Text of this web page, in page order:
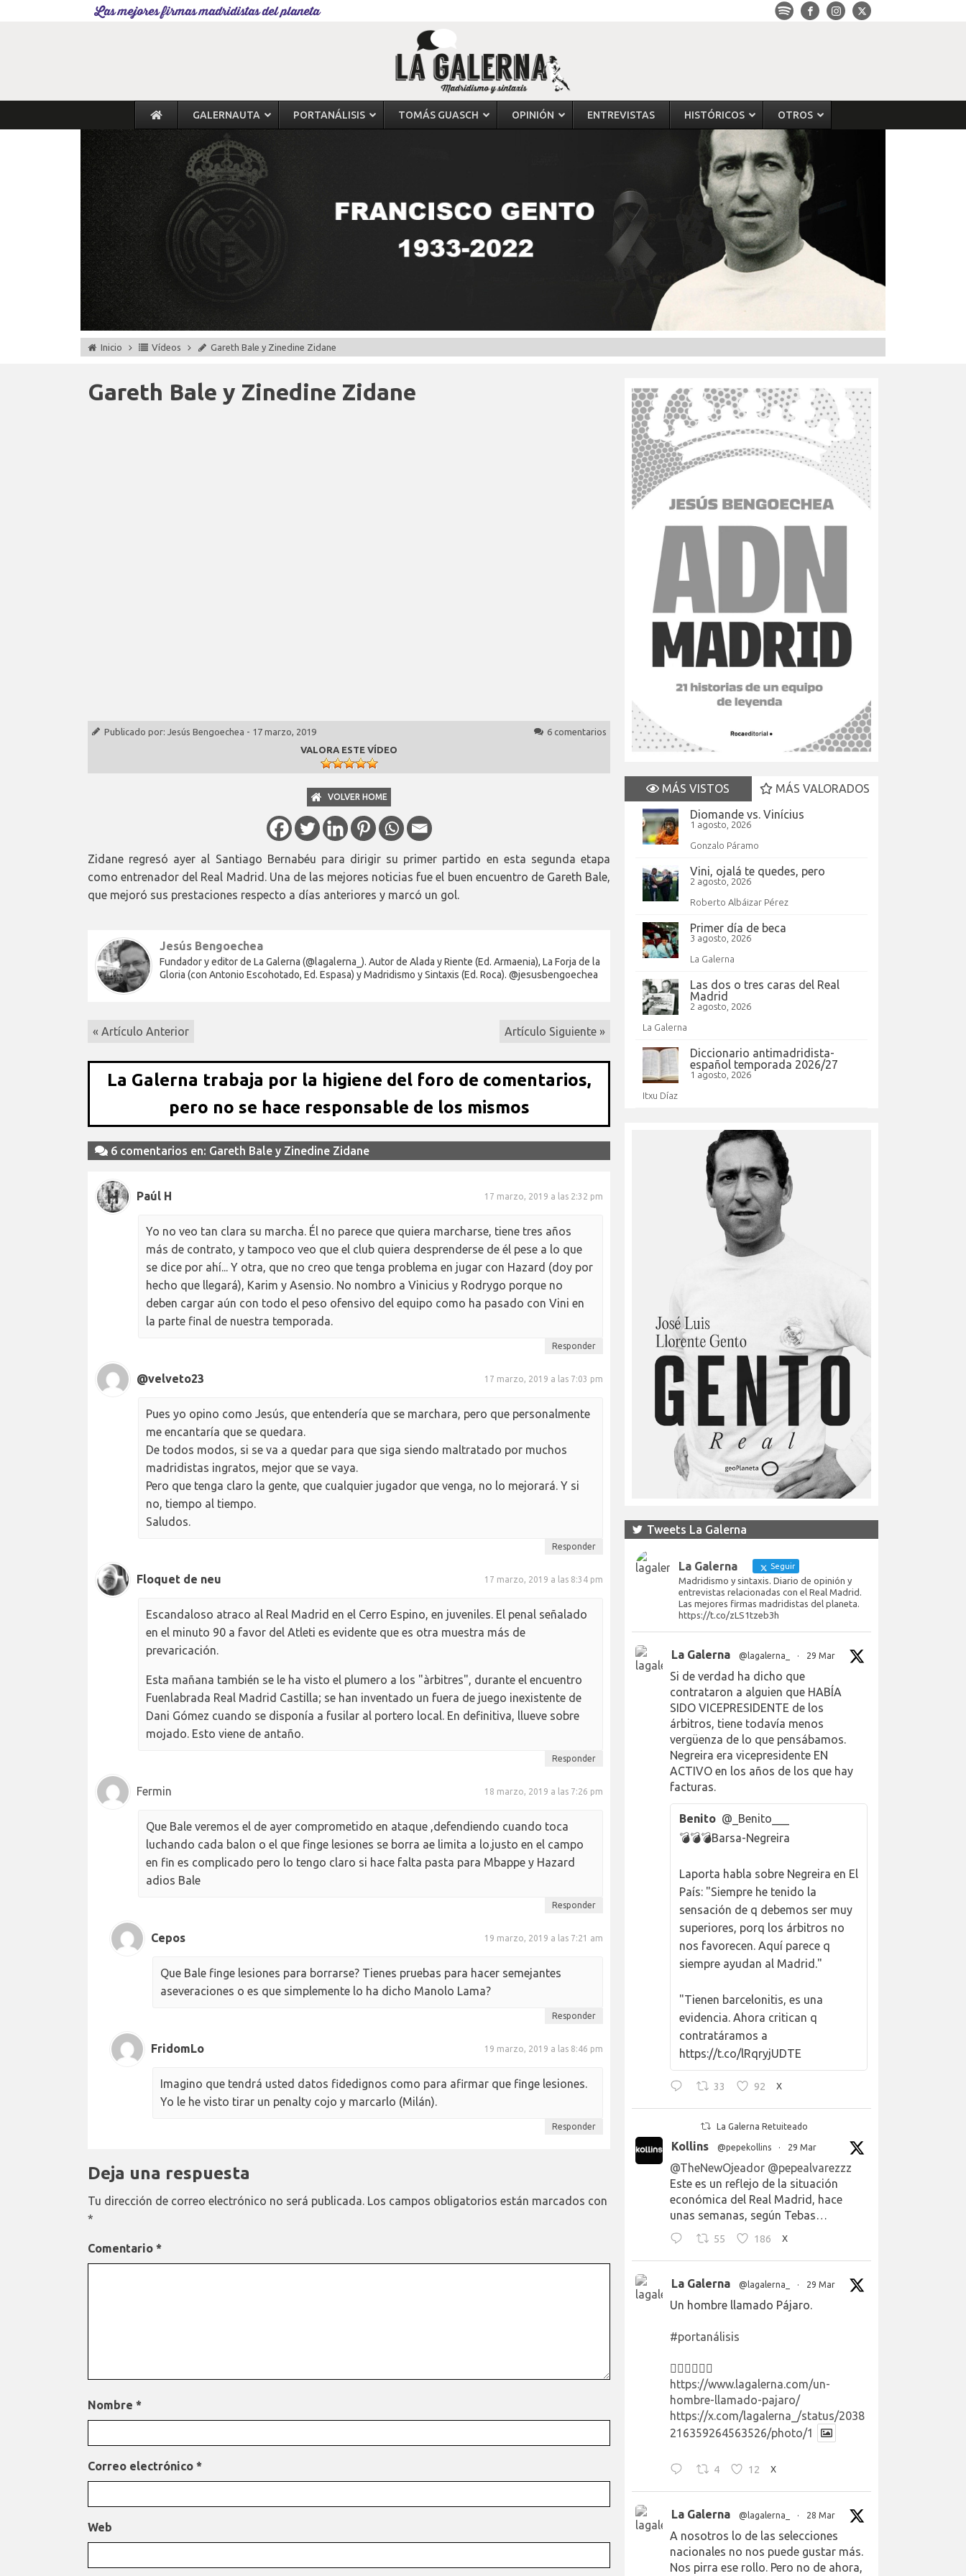
Las mejores firmas madridistas del planeta
GALERNAUTA PORTANÁLISIS TOMÁS GUASCH OPINIÓN ENTREVISTAS HISTÓRICOS OTROS
Inicio Vídeos Gareth Bale y Zinedine Zidane
Gareth Bale y Zinedine Zidane
Publicado por: Jesús Bengoechea - 17 marzo, 2019
6 comentarios
VALORA ESTE VÍDEO
VOLVER HOME
Zidane regresó ayer al Santiago Bernabéu para dirigir su primer partido en esta segunda etapa
como entrenador del Real Madrid. Una de las mejores noticias fue el buen encuentro de Gareth Bale,
que mejoró sus prestaciones respecto a días anteriores y marcó un gol.
Jesús Bengoechea
Fundador y editor de La Galerna (@lagalerna_). Autor de Alada y Riente (Ed. Armaenia), La Forja de la
Gloria (con Antonio Escohotado, Ed. Espasa) y Madridismo y Sintaxis (Ed. Roca). @jesusbengoechea
« Artículo Anterior Artículo Siguiente »
La Galerna trabaja por la higiene del foro de comentarios,
pero no se hace responsable de los mismos
6 comentarios en: Gareth Bale y Zinedine Zidane
Paúl H 17 marzo, 2019 a las 2:32 pm
Yo no veo tan clara su marcha. Él no parece que quiera marcharse, tiene tres años
más de contrato, y tampoco veo que el club quiera desprenderse de él pese a lo que
se dice por ahí... Y otra, que no creo que tenga problema en jugar con Hazard (doy por
hecho que llegará), Karim y Asensio. No nombro a Vinicius y Rodrygo porque no
deben cargar aún con todo el peso ofensivo del equipo como ha pasado con Vini en
la parte final de nuestra temporada.
Responder
@velveto23 17 marzo, 2019 a las 7:03 pm
Pues yo opino como Jesús, que entendería que se marchara, pero que personalmente
me encantaría que se quedara.
De todos modos, si se va a quedar para que siga siendo maltratado por muchos
madridistas ingratos, mejor que se vaya.
Pero que tenga claro la gente, que cualquier jugador que venga, no lo mejorará. Y si
no, tiempo al tiempo.
Saludos.
Responder
Floquet de neu 17 marzo, 2019 a las 8:34 pm
Escandaloso atraco al Real Madrid en el Cerro Espino, en juveniles. El penal señalado
en el minuto 90 a favor del Atleti es evidente que es otra muestra más de
prevaricación.
Esta mañana también se le ha visto el plumero a los "àrbitres", durante el encuentro
Fuenlabrada Real Madrid Castilla; se han inventado un fuera de juego inexistente de
Dani Gómez cuando se disponía a fusilar al portero local. En definitiva, llueve sobre
mojado. Esto viene de antaño.
Responder
Fermin 18 marzo, 2019 a las 7:26 pm
Que Bale veremos el de ayer comprometido en ataque ,defendiendo cuando toca
luchando cada balon o el que finge lesiones se borra ae limita a lo.justo en el campo
en fin es complicado pero lo tengo claro si hace falta pasta para Mbappe y Hazard
adios Bale
Responder
Cepos 19 marzo, 2019 a las 7:21 am
Que Bale finge lesiones para borrarse? Tienes pruebas para hacer semejantes
aseveraciones o es que simplemente lo ha dicho Manolo Lama?
Responder
FridomLo 19 marzo, 2019 a las 8:46 pm
Imagino que tendrá usted datos fidedignos como para afirmar que finge lesiones.
Yo le he visto tirar un penalty cojo y marcarlo (Milán).
Responder
Deja una respuesta
Tu dirección de correo electrónico no será publicada. Los campos obligatorios están marcados con
*
Comentario *
Nombre *
Correo electrónico *
Web
MÁS VISTOS
MÁS VALORADOS
Diomande vs. Vinícius
1 agosto, 2026
Gonzalo Páramo
Vini, ojalá te quedes, pero
2 agosto, 2026
Roberto Albáizar Pérez
Primer día de beca
3 agosto, 2026
La Galerna
Las dos o tres caras del Real
Madrid
2 agosto, 2026
La Galerna
Diccionario antimadridista-
español temporada 2026/27
1 agosto, 2026
Itxu Díaz
Tweets La Galerna
La Galerna Seguir
Madridismo y sintaxis. Diario de opinión y
entrevistas relacionadas con el Real Madrid.
Las mejores firmas madridistas del planeta.
https://t.co/zLS1tzeb3h
La Galerna @lagalerna_ · 29 Mar
Si de verdad ha dicho que
contrataron a alguien que HABÍA
SIDO VICEPRESIDENTE de los
árbitros, tiene todavía menos
vergüenza de lo que pensábamos.
Negreira era vicepresidente EN
ACTIVO en los años de los que hay
facturas.
Benito @_Benito___
💣💣💣Barsa-Negreira
Laporta habla sobre Negreira en El
País: "Siempre he tenido la
sensación de q debemos ser muy
superiores, porq los árbitros no
nos favorecen. Aquí parece q
siempre ayudan al Madrid."
"Tienen barcelonitis, es una
evidencia. Ahora critican q
contratáramos a
https://t.co/lRqryjUDTE
33 92 X
La Galerna Retuiteado
Kollins @pepekollins · 29 Mar
@TheNewOjeador @pepealvarezzz
Este es un reflejo de la situación
económica del Real Madrid, hace
unas semanas, según Tebas…
55 186 X
La Galerna @lagalerna_ · 29 Mar
Un hombre llamado Pájaro.
#portanálisis
👉🏻👉🏻👉🏻
https://www.lagalerna.com/un-
hombre-llamado-pajaro/
https://x.com/lagalerna_/status/2038
216359264563526/photo/1
4 12 X
La Galerna @lagalerna_ · 28 Mar
A nosotros lo de las selecciones
nacionales no nos puede gustar más.
Nos pirra ese rollo. Pero no de ahora,